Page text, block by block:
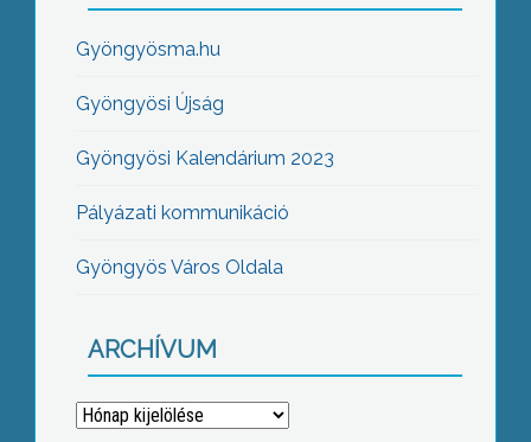
Gyöngyösma.hu
Gyöngyösi Újság
Gyöngyösi Kalendárium 2023
Pályázati kommunikáció
Gyöngyös Város Oldala
ARCHÍVUM
Archívum